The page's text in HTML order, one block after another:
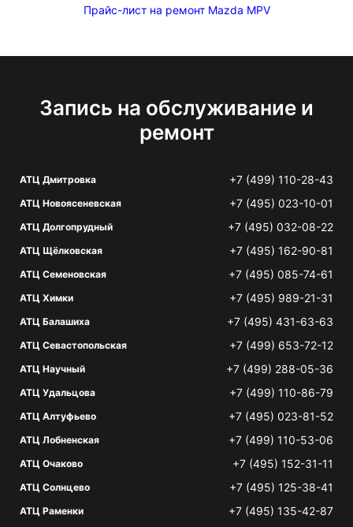
Прайс-лист на ремонт Mazda MPV
Запись на обслуживание и
ремонт
АТЦ Дмитровка +7 (499) 110-28-43
АТЦ Новоясеневская +7 (495) 023-10-01
АТЦ Долгопрудный +7 (495) 032-08-22
АТЦ Щёлковская +7 (495) 162-90-81
АТЦ Семеновская +7 (495) 085-74-61
АТЦ Химки +7 (495) 989-21-31
АТЦ Балашиха +7 (495) 431-63-63
АТЦ Севастопольская +7 (499) 653-72-12
АТЦ Научный +7 (499) 288-05-36
АТЦ Удальцова +7 (499) 110-86-79
АТЦ Алтуфьево +7 (495) 023-81-52
АТЦ Лобненская +7 (499) 110-53-06
АТЦ Очаково +7 (495) 152-31-11
АТЦ Солнцево +7 (495) 125-38-41
АТЦ Раменки +7 (495) 135-42-87